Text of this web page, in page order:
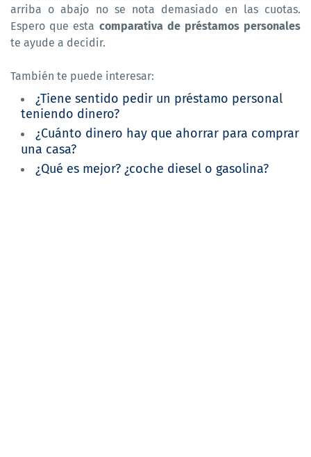
arriba o abajo no se nota demasiado en las cuotas.
Espero que esta comparativa de préstamos personales
te ayude a decidir.
También te puede interesar:
¿Tiene sentido pedir un préstamo personal
teniendo dinero?
¿Cuánto dinero hay que ahorrar para comprar
una casa?
¿Qué es mejor? ¿coche diesel o gasolina?